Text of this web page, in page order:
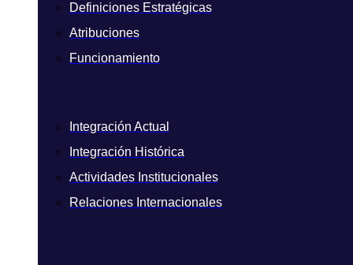
Definiciones Estratégicas
Atribuciones
Funcionamiento
Integración Actual
Integración Histórica
Actividades Institucionales
Relaciones Internacionales